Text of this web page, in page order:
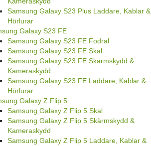
Samsung Galaxy S23 Plus Laddare, Kablar &
Hörlurar
Galaxy S23 FE
Samsung Galaxy S23 FE Fodral
Samsung Galaxy S23 FE Skal
Samsung Galaxy S23 FE Skärmskydd &
Kameraskydd
Samsung Galaxy S23 FE Laddare, Kablar &
Hörlurar
Galaxy Z Flip 5
Samsung Galaxy Z Flip 5 Skal
Samsung Galaxy Z Flip 5 Skärmskydd &
Kameraskydd
Samsung Galaxy Z Flip 5 Laddare, Kablar &